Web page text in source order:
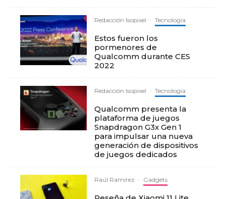
Redacción Isopixel · Tecnología
Estos fueron los
pormenores de
Qualcomm durante CES
2022
Redacción Isopixel · Tecnología
Qualcomm presenta la
plataforma de juegos
Snapdragon G3x Gen 1
para impulsar una nueva
generación de dispositivos
de juegos dedicados
Raúl Ramírez · Gadgets